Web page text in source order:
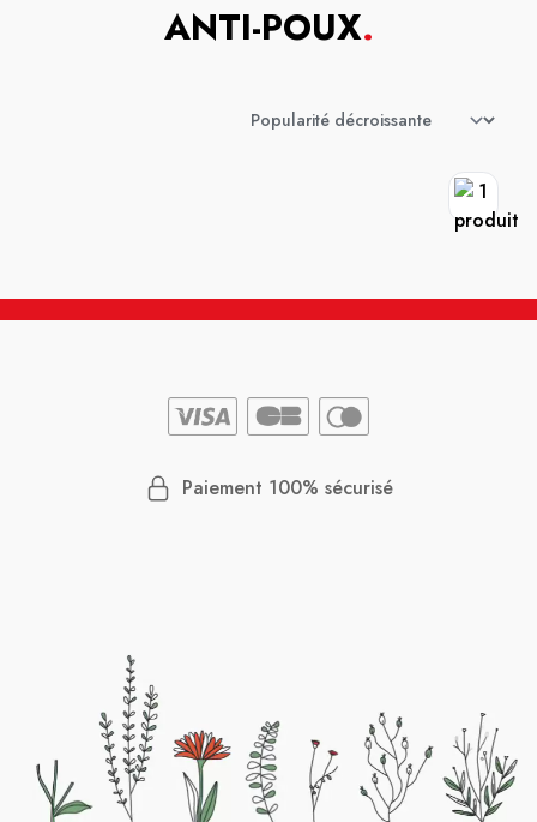
ANTI-POUX.
Paiement 100% sécurisé